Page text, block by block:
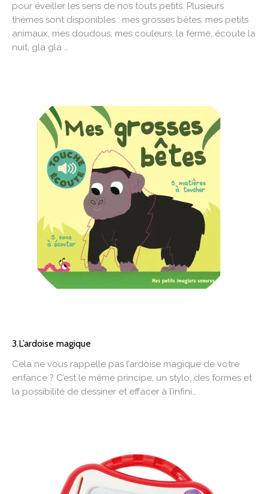
pour éveiller les sens de nos touts petits. Plusieurs
thèmes sont disponibles : mes grosses bêtes, mes petits
animaux, mes doudous, mes couleurs, la ferme, écoute la
nuit, gla gla …
3.L’ardoise magique
Cela ne vous rappelle pas l’ardoise magique de votre
enfance ? C’est le même principe, un stylo, des formes et
la possibilité de dessiner et effacer à l’infini…